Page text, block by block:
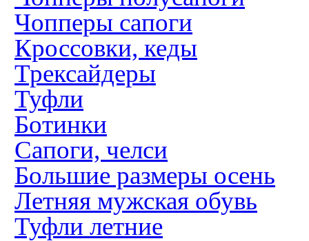
Чопперы сапоги
Кроссовки, кеды
Трексайдеры
Туфли
Ботинки
Сапоги, челси
Большие размеры осень
Летняя мужская обувь
Туфли летние